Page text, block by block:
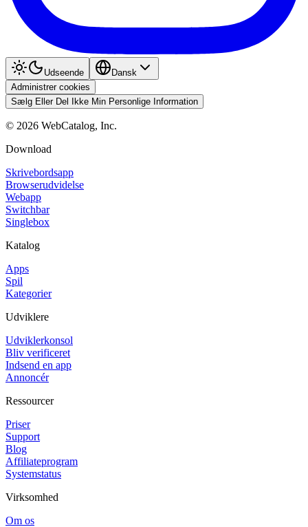
Udseende
Dansk
Administrer cookies
Sælg Eller Del Ikke Min Personlige Information
© 2026 WebCatalog, Inc.
Download
Skrivebordsapp
Browserudvidelse
Webapp
Switchbar
Singlebox
Katalog
Apps
Spil
Kategorier
Udviklere
Udviklerkonsol
Bliv verificeret
Indsend en app
Annoncér
Ressourcer
Priser
Support
Blog
Affiliateprogram
Systemstatus
Virksomhed
Om os